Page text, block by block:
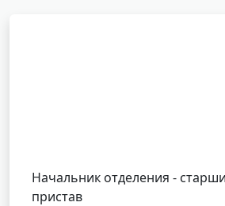
Начальник отделения -
пристав